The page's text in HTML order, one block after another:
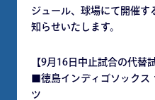
ジュール、球場にて開催す
知らせいたします。
【9月16日中止試合の代替
■徳島インディゴソックス
ツ